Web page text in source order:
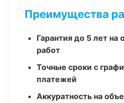
Преимущества
Гарантия до 5 лет на
работ
Точные сроки с
платежей
Аккуратность на